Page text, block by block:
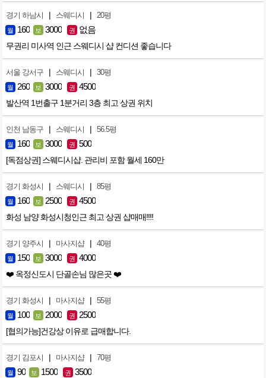
경기 하남시 | 스웨디시 | 20평
월 160 보 3000 권 없음
무권리 미사역 인근 스웨디시 샵 컨디션 좋습니다
서울 강서구 | 스웨디시 | 30평
월 260 보 3000 권 4500
발산역 1번출구 1분거리 3층 최고 상권 위치
인천 남동구 | 스웨디시 | 56.5평
월 160 보 3000 권 500
[독점상권] 스웨디시샵. 관리비 포함 월세 160만
경기 화성시 | 스웨디시 | 85평
월 160 보 2500 권 4500
화성 남양 화성시청인근 최고 상권 샵매매!!!!
경기 양주시 | 마사지샵 | 40평
월 150 보 3000 권 4000
❤️ 옥정신도시 단골손님 많은곳 ❤️
경기 화성시 | 마사지샵 | 55평
월 100 보 2000 권 2500
[협의가능]건강상 이유로 급매합니다.
경기 김포시 | 마사지샵 | 70평
월 90 보 1500 권 3500